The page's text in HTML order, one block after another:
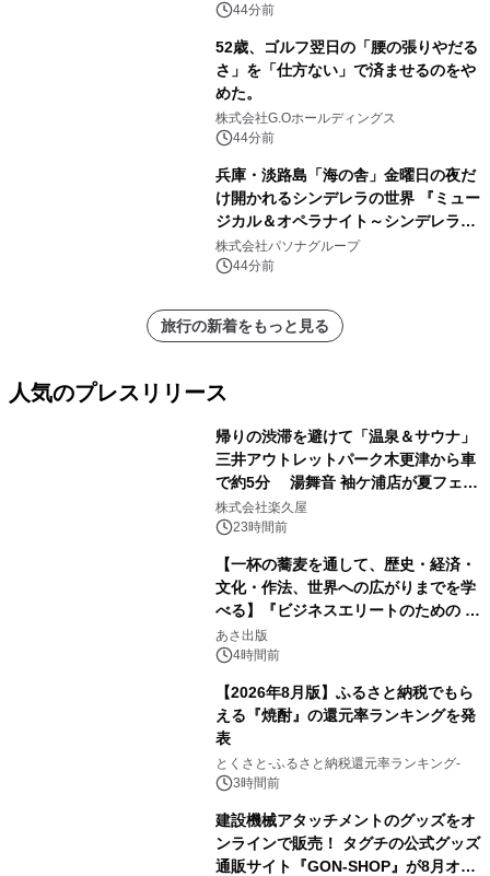
44分前
52歳、ゴルフ翌日の「腰の張りやだる
さ」を「仕方ない」で済ませるのをや
めた。
株式会社G.Oホールディングス
44分前
兵庫・淡路島「海の舎」金曜日の夜だ
け開かれるシンデレラの世界 『ミュー
ジカル＆オペラナイト～シンデレラ
～』 9月4日より開催
株式会社パソナグループ
44分前
旅行の新着をもっと見る
人気のプレスリリース
帰りの渋滞を避けて「温泉＆サウナ」
三井アウトレットパーク木更津から車
で約5分 湯舞音 袖ケ浦店が夏フェア
メニューを提供
株式会社楽久屋
23時間前
【一杯の蕎麦を通して、歴史・経済・
文化・作法、世界への広がりまでを学
べる】『ビジネスエリートのための 教
養としての蕎麦』2026年8月25日
（火）発売
あさ出版
4時間前
【2026年8月版】ふるさと納税でもら
える『焼酎』の還元率ランキングを発
表
とくさと-ふるさと納税還元率ランキング-
3時間前
建設機械アタッチメントのグッズをオ
ンラインで販売！ タグチの公式グッズ
通販サイト『GON-SHOP』が8月オー